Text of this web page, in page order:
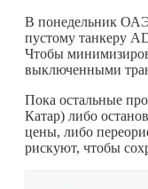
В понедельник
пустому танкеру
Чтобы
выключенными
Пока остальные
Катар) либо
цены, либо
рискуют, чтобы